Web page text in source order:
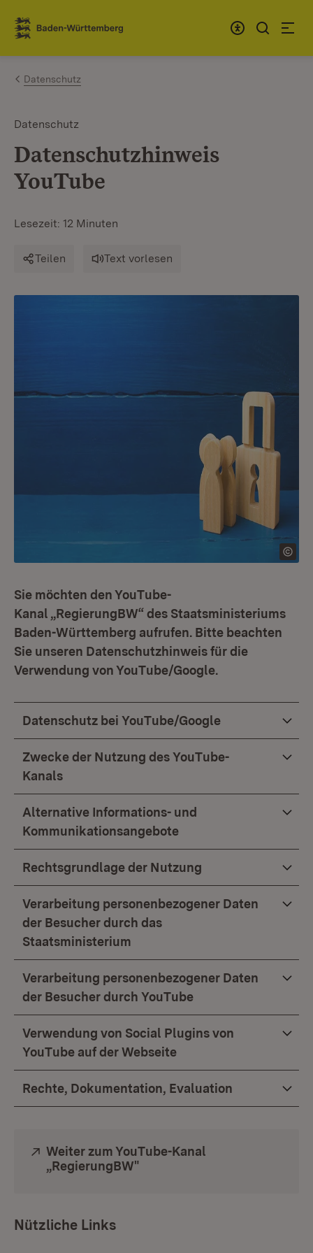
Zum Inhalt springen
Link zur Startseite
Datenschutz
Datenschutz
Datenschutzhinweis
YouTube
Lesezeit: 12 Minuten
Teilen Text vorlesen
Sie möchten den YouTube-
Kanal „RegierungBW“ des Staatsministeriums
Baden-Württemberg aufrufen. Bitte beachten
Sie unseren Datenschutzhinweis für die
Verwendung von YouTube/Google.
Datenschutz bei YouTube/Google
Zwecke der Nutzung des YouTube-
Kanals
Alternative Informations- und
Kommunikationsangebote
Rechtsgrundlage der Nutzung
Verarbeitung personenbezogener Daten
der Besucher durch das
Staatsministerium
Verarbeitung personenbezogener Daten
der Besucher durch YouTube
Verwendung von Social Plugins von
YouTube auf der Webseite
Rechte, Dokumentation, Evaluation
Extern:
Weiter zum YouTube-Kanal
„RegierungBW"
Nützliche Links